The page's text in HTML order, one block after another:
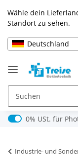
Wähle dein
Standort zu sehen.
Deutschland
0% USt. für
0% USt. für
Industrie- und